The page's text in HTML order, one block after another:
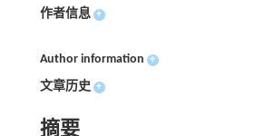
作者信息 +
Author information +
文章历史 +
摘要